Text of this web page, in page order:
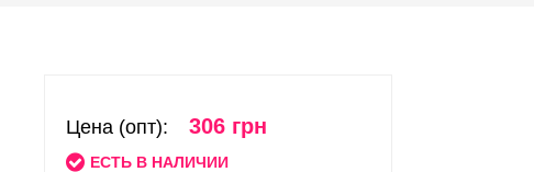
Цена (опт): 306 грн
ЕСТЬ В НАЛИЧИИ